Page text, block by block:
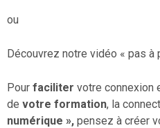
ou
Découvrez notre vidéo « pas à
Pour faciliter votre connexion
de votre formation, la
numérique », pensez à créer